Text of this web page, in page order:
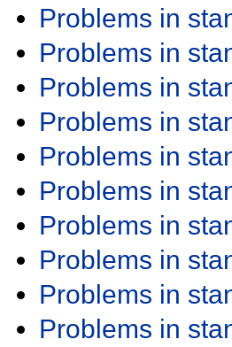
Problems in
Problems in
Problems in
Problems in
Problems in
Problems in
Problems in
Problems in
Problems in
Problems in